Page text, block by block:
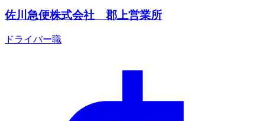
佐川急便株式会社 郡上営業所
ドライバー職